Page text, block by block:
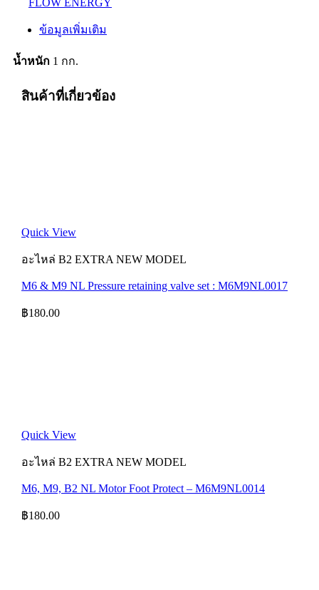
ข้อมูลเพิ่มเติม
น้ำหนัก 1 กก.
สินค้าที่เกี่ยวข้อง
Quick View
อะไหล่ B2 EXTRA NEW MODEL
M6 & M9 NL Pressure retaining valve set : M6M9NL0017
฿180.00
Quick View
อะไหล่ B2 EXTRA NEW MODEL
M6, M9, B2 NL Motor Foot Protect – M6M9NL0014
฿180.00